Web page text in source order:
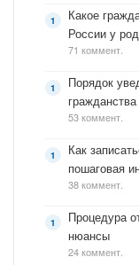
Какое
России у
71 коммент.
Порядок
гражданства
53 коммент.
Как
пошаговая
38 коммент.
Процедура
нюансы
24 коммент.